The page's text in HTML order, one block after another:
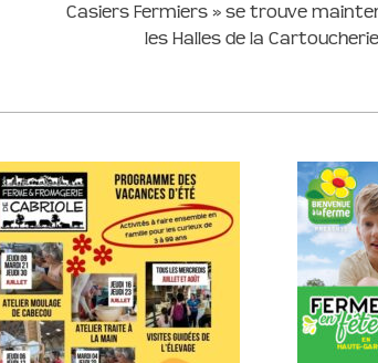
Casiers Fermiers » se trouve
les Halles de la